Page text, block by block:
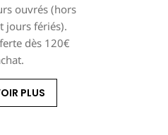
ouvrés (hors
jours fériés).
dès 120€
PLUS